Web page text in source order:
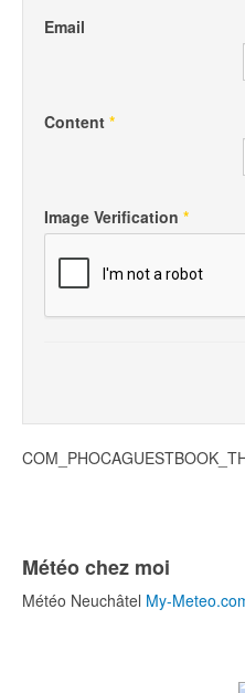
Email
Content *
Image Verification *
Météo chez moi
Météo Neuchâtel My-